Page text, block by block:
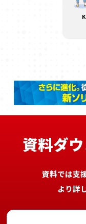
資料ダ
資料では支
より詳